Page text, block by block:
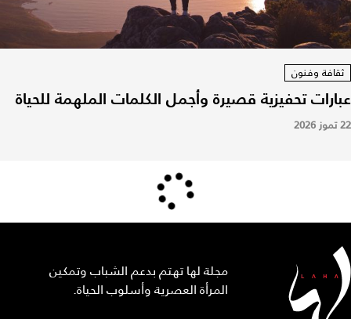
ثقافة وفنون
عبارات تحفيزية قصيرة وأجمل الكلمات الملهمة للحياة
22 تموز 2026
مجلة لها تهتم بدعم الشباب وتمكين
المرأة العصرية وأسلوب الحياة.